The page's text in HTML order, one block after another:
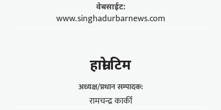
वेबसाईट:
www.singhadurbarnews.com
हाम्राे टिम
अध्यक्ष/प्रधान सम्पादक:
रामचन्द्र कार्की